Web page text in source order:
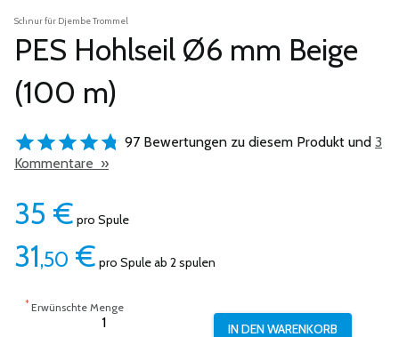
Schnur für Djembe Trommel
PES Hohlseil Ø6 mm Beige
(100 m)
97 Bewertungen zu diesem Produkt und 3
Kommentare »
35 € pro Spule
31,50 € pro Spule ab 2 spulen
*Erwünschte Menge